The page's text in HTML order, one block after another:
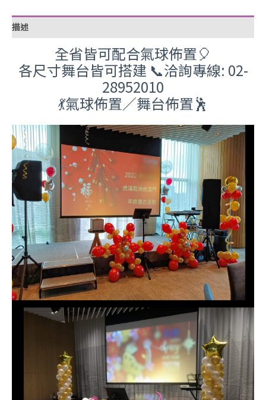
描述
全省皆可配合氣球佈置🎈
各尺寸舞台皆可搭建 📞洽詢專線: 02-
28952010
💃氣球佈置／舞台佈置🕺